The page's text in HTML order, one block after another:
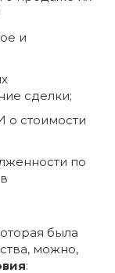
и
сделки;
о стоимости
по
была
можно,
: